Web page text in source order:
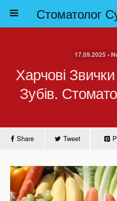
17.09.2025 •
Харчові
Зубів.
Share Tweet